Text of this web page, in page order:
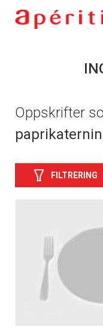
Oppskrifter
FILTRERING